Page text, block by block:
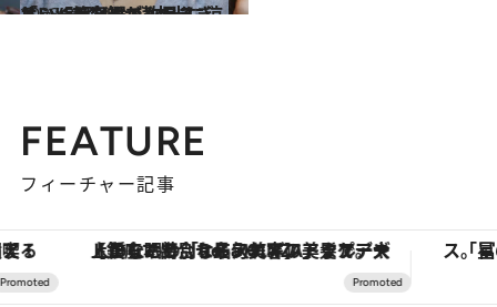
2023.8.6
「いくらなんでも暑すぎる…」美容師が教える、オシャレだけど“本当に涼しい”髪型4選
ビューティ＆ヘルス
FEATURE
フィーチャー記事
【銀座で出合う最旬美容】美髪ケアや上質な眠り…セルフケアのアップデートから、特別な名入れギフトまで。大人のための「ReFa GINZA」クルーズ